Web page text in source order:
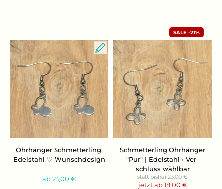
Ohr­hän­ger Schmet­ter­ling,
Edel­stahl ♡ Wunsch­de­sign
ab 23,00 €
-21%
Schmet­ter­ling Ohr­hän­ger
"Pur" | Edel­stahl • Ver­
schluss wähl­bar
statt bisher 23,00 €
jetzt ab 18,00 €